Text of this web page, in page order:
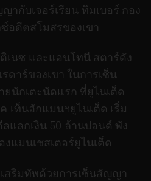
ากับเจอร์เรียน ทิมเบอร์ กอง
อดีตสโมสรของเขา
นซ และแอนโทนี สตาร์ดัง
ดาร์ของเขา ในการเซ็น
นักเตะนัดแรก ที่ยูไนเต็ด
เท็นฮักแมนฯยูไนเต็ด เริ่ม
ลแลกเงิน 50 ล้านปอนด์ พัง
แมนเชสเตอร์ยูไนเต็ด
สริมทัพด้วยการเซ็นสัญญา